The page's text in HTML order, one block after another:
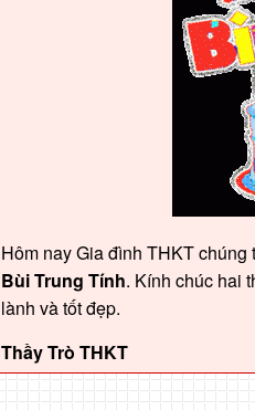
Hôm nay Gia đình THKT
Bùi Trung Tính. Kính chúc hai
lành và tốt đẹp.
Thầy Trò THKT